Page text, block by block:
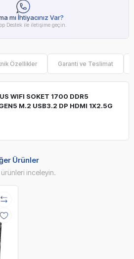
mı İhtiyacınız Var?
Destek ile iletişime geçin.
Özellikler Garanti ve Teslimat
WIFI SOKET 1700 DDR5
M.2 USB3.2 DP HDMI 1X2.5G
Ürünler
inceleyin.